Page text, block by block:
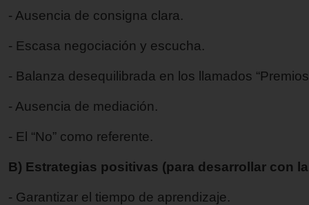
- Ausencia de consigna clara.
- Escasa negociación y escucha.
- Balanza desequilibrada en los llamados
- Ausencia de mediación.
- El “No” como referente.
B) Estrategias positivas (para desarrollar con
- Garantizar el tiempo de aprendizaje.